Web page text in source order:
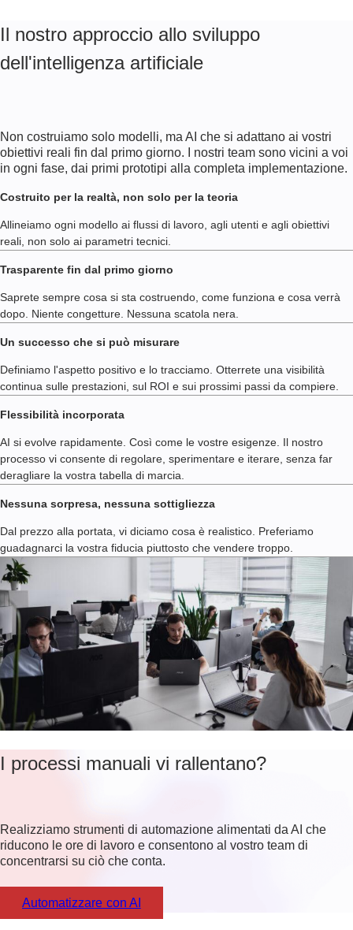
Il nostro approccio allo sviluppo
dell'intelligenza artificiale
Non costruiamo solo modelli, ma AI che si adattano ai vostri
obiettivi reali fin dal primo giorno. I nostri team sono vicini a voi
in ogni fase, dai primi prototipi alla completa implementazione.
Costruito per la realtà, non solo per la teoria
Allineiamo ogni modello ai flussi di lavoro, agli utenti e agli obiettivi
reali, non solo ai parametri tecnici.
Trasparente fin dal primo giorno
Saprete sempre cosa si sta costruendo, come funziona e cosa verrà
dopo. Niente congetture. Nessuna scatola nera.
Un successo che si può misurare
Definiamo l'aspetto positivo e lo tracciamo. Otterrete una visibilità
continua sulle prestazioni, sul ROI e sui prossimi passi da compiere.
Flessibilità incorporata
AI si evolve rapidamente. Così come le vostre esigenze. Il nostro
processo vi consente di regolare, sperimentare e iterare, senza far
deragliare la vostra tabella di marcia.
Nessuna sorpresa, nessuna sottigliezza
Dal prezzo alla portata, vi diciamo cosa è realistico. Preferiamo
guadagnarci la vostra fiducia piuttosto che vendere troppo.
I processi manuali vi rallentano?
Realizziamo strumenti di automazione alimentati da AI che
riducono le ore di lavoro e consentono al vostro team di
concentrarsi su ciò che conta.
Automatizzare con AI